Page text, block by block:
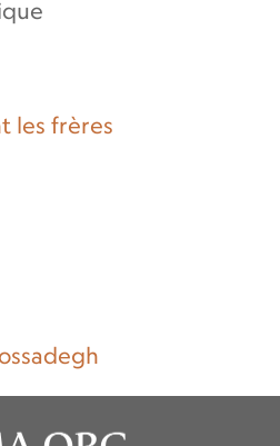
les frères